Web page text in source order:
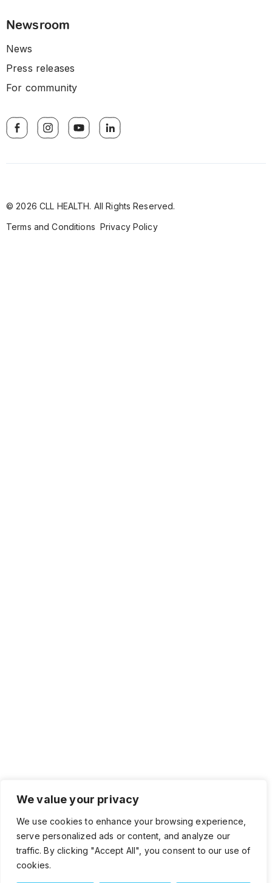
We value your privacy
We use cookies to enhance your browsing experience,
serve personalized ads or content, and analyze our
traffic. By clicking "Accept All", you consent to our use of
cookies.
Newsroom
News
Press releases
For community
© 2026 CLL HEALTH. All Rights Reserved.
Terms and Conditions Privacy Policy